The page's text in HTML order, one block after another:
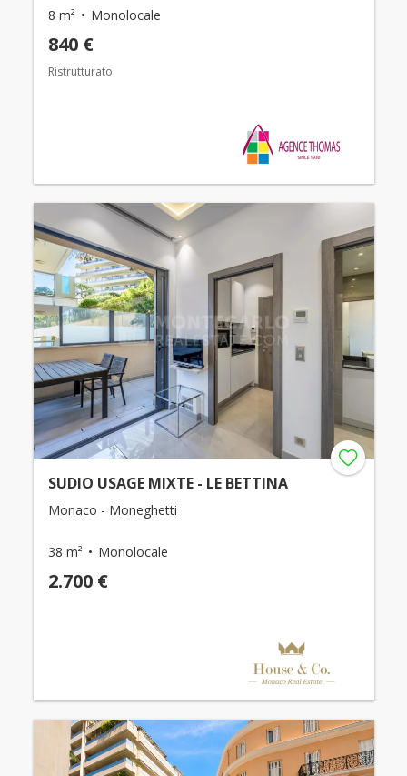
8 m² Monolocale
840 €
Ristrutturato
SUDIO USAGE MIXTE - LE BETTINA
Monaco - Moneghetti
38 m² Monolocale
2.700 €